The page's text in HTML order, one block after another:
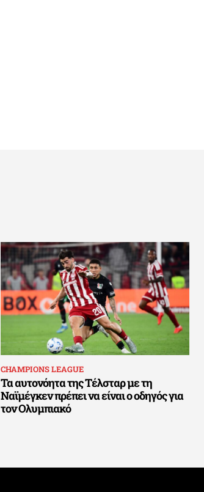
CHAMPIONS LEAGUE
Τα αυτονόητα της Τέλσταρ με τη
Ναϊμέγκεν πρέπει να είναι ο οδηγός για
τον Ολυμπιακό